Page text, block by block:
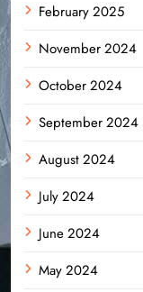
February 2025
November 2024
October 2024
September 2024
August 2024
July 2024
June 2024
May 2024